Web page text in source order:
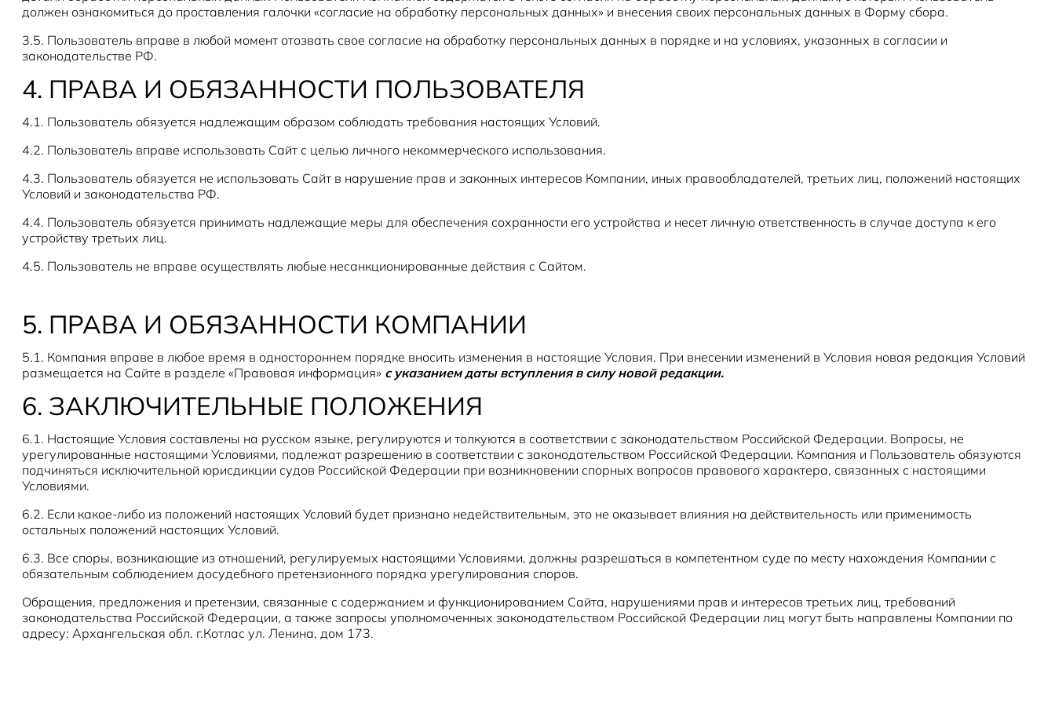
должен ознакомиться до проставления галочки «согласие на обработку персональных данных» и внесения своих персональных данных в Форму сбора.
3.5. Пользователь вправе в любой момент отозвать свое согласие на обработку персональных данных в порядке и на условиях, указанных в согласии и
законодательстве РФ.
4. ПРАВА И ОБЯЗАННОСТИ ПОЛЬЗОВАТЕЛЯ
4.1. Пользователь обязуется надлежащим образом соблюдать требования настоящих Условий.
4.2. Пользователь вправе использовать Сайт с целью личного некоммерческого использования.
4.3. Пользователь обязуется не использовать Сайт в нарушение прав и законных интересов Компании, иных правообладателей, третьих лиц, положений настоящих
Условий и законодательства РФ.
4.4. Пользователь обязуется принимать надлежащие меры для обеспечения сохранности его устройства и несет личную ответственность в случае доступа к его
устройству третьих лиц.
4.5. Пользователь не вправе осуществлять любые несанкционированные действия с Сайтом.
5. ПРАВА И ОБЯЗАННОСТИ КОМПАНИИ
5.1. Компания вправе в любое время в одностороннем порядке вносить изменения в настоящие Условия. При внесении изменений в Условия новая редакция Условий
размещается на Сайте в разделе «Правовая информация» с указанием даты вступления в силу новой редакции.
6. ЗАКЛЮЧИТЕЛЬНЫЕ ПОЛОЖЕНИЯ
6.1. Настоящие Условия составлены на русском языке, регулируются и толкуются в соответствии с законодательством Российской Федерации. Вопросы, не
урегулированные настоящими Условиями, подлежат разрешению в соответствии с законодательством Российской Федерации. Компания и Пользователь обязуются
подчиняться исключительной юрисдикции судов Российской Федерации при возникновении спорных вопросов правового характера, связанных с настоящими
Условиями.
6.2. Если какое-либо из положений настоящих Условий будет признано недействительным, это не оказывает влияния на действительность или применимость
остальных положений настоящих Условий.
6.3. Все споры, возникающие из отношений, регулируемых настоящими Условиями, должны разрешаться в компетентном суде по месту нахождения Компании с
обязательным соблюдением досудебного претензионного порядка урегулирования споров.
Обращения, предложения и претензии, связанные с содержанием и функционированием Сайта, нарушениями прав и интересов третьих лиц, требований
законодательства Российской Федерации, а также запросы уполномоченных законодательством Российской Федерации лиц могут быть направлены Компании по
адресу: Архангельская обл. г.Котлас ул. Ленина, дом 173.